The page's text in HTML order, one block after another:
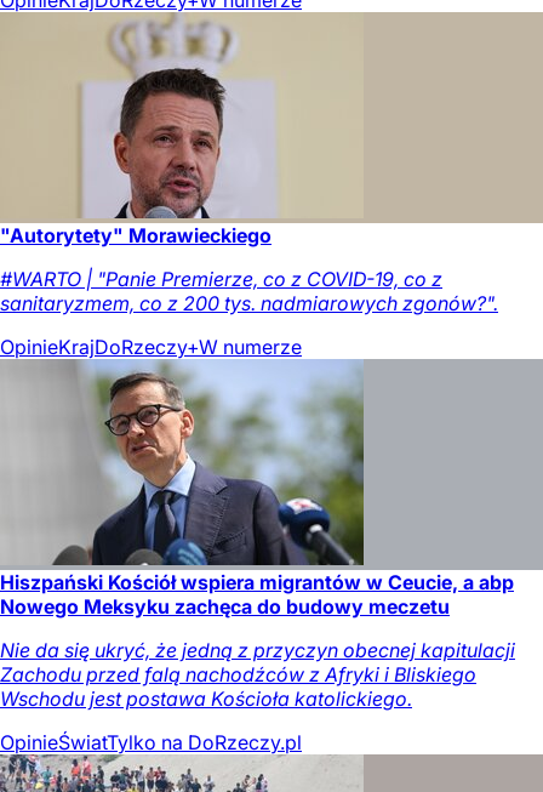
"Autorytety" Morawieckiego
#WARTO | "Panie Premierze, co z COVID-19, co z
sanitaryzmem, co z 200 tys. nadmiarowych zgonów?".
OpinieKrajDoRzeczy+W numerze
Hiszpański Kościół wspiera migrantów w Ceucie, a abp
Nowego Meksyku zachęca do budowy meczetu
Nie da się ukryć, że jedną z przyczyn obecnej kapitulacji
Zachodu przed falą nachodźców z Afryki i Bliskiego
Wschodu jest postawa Kościoła katolickiego.
OpinieŚwiatTylko na DoRzeczy.pl